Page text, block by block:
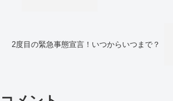
2度目の緊急事態宣言！いつからいつまで？